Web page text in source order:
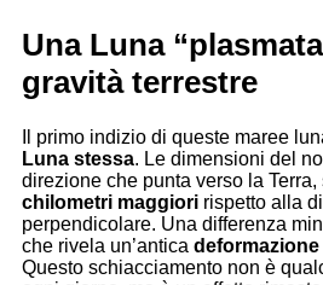
Una Luna
gravità terrestre
Il primo indizio di queste maree
Luna stessa. Le dimensioni del
direzione che punta verso la Terra,
chilometri maggiori rispetto alla
perpendicolare. Una differenza
che rivela un’antica
Questo schiacciamento non è